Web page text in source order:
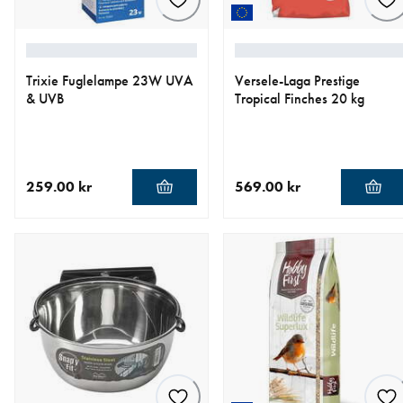
Trixie Fuglelampe 23W UVA
& UVB
259.00 kr
Versele-Laga Prestige
Tropical Finches 20 kg
569.00 kr